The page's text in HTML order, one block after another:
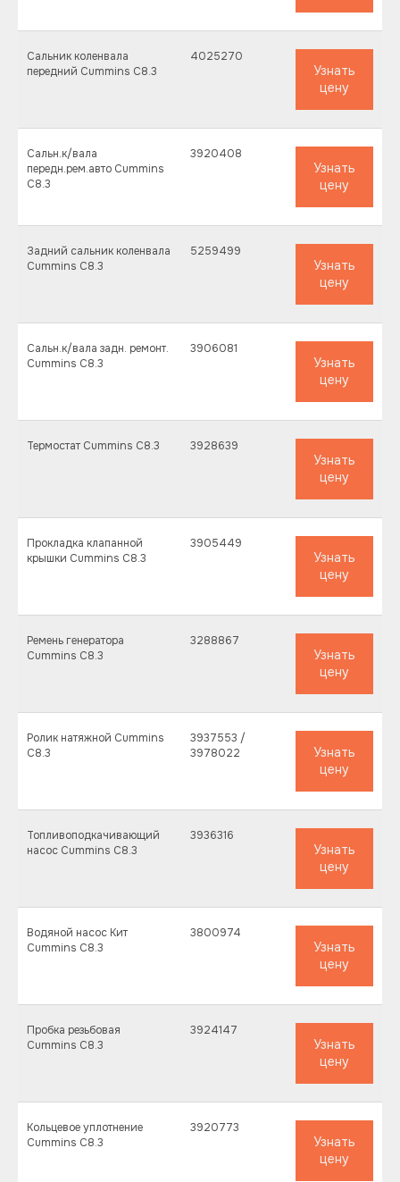
Сальник коленвала
передний Cummins C8.3
4025270
Узнать
цену
Сальн.к/вала
передн.рем.авто Cummins
C8.3
3920408
Узнать
цену
Задний сальник коленвала
Cummins C8.3
5259499
Узнать
цену
Сальн.к/вала задн. ремонт.
Cummins C8.3
3906081
Узнать
цену
Термостат Cummins C8.3 3928639
Узнать
цену
Прокладка клапанной
крышки Cummins C8.3
3905449
Узнать
цену
Ремень генератора
Cummins C8.3
3288867
Узнать
цену
Ролик натяжной Cummins
C8.3
3937553 /
3978022
Узнать
цену
Топливоподкачивающий
насос Cummins C8.3
3936316
Узнать
цену
Водяной насос Кит
Cummins C8.3
3800974
Узнать
цену
Пробка резьбовая
Cummins C8.3
3924147
Узнать
цену
Кольцевое уплотнение
Cummins C8.3
3920773
Узнать
цену